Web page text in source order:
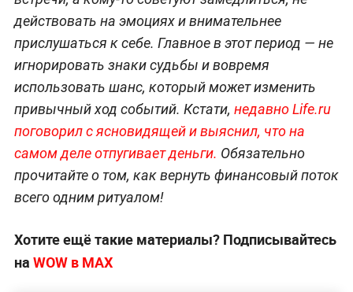
действовать на эмоциях и внимательнее
прислушаться к себе. Главное в этот период — не
игнорировать знаки судьбы и вовремя
использовать шанс, который может изменить
привычный ход событий. Кстати, недавно Life.ru
поговорил с ясновидящей и выяснил, что на
самом деле отпугивает деньги. Обязательно
прочитайте о том, как вернуть финансовый поток
всего одним ритуалом!
Хотите ещё такие материалы? Подписывайтесь
на WOW в МАХ